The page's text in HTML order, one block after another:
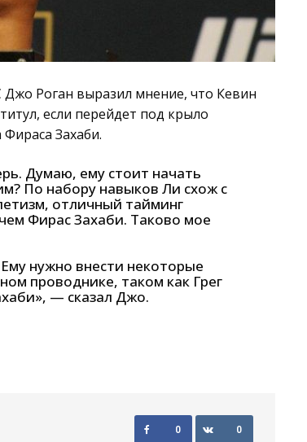
Джо Роган выразил мнение, что Кевин
если перейдет под крыло
Захаби.
Думаю, ему стоит начать
По набору навыков Ли схож с
отличный тайминг
Фирас Захаби. Таково мое
нужно внести некоторые
проводнике, таком как Грег
— сказал Джо.
0 0